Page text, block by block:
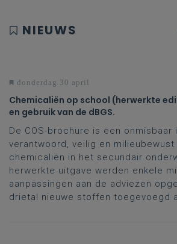
NIEUWS
donderdag 30 april
Chemicaliën op school (herwerkte
en gebruik van de dBGS.
De COS-brochure is een onmisbaar
verantwoord, veilig en
chemicaliën in het secundair
herwerkte uitgave werden enkele
aanpassingen aan de adviezen
drietal nieuwe stoffen toegevoegd